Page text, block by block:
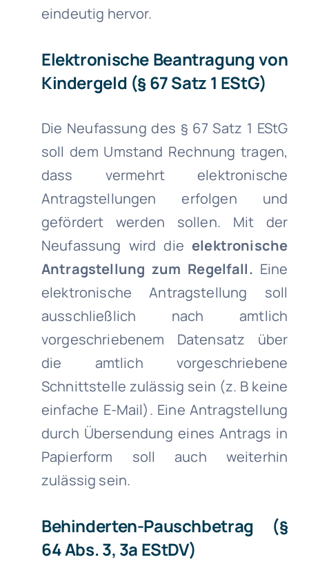
eindeutig hervor.
Elektronische Beantragung von
Kindergeld (§ 67 Satz 1 EStG)
Die Neufassung des § 67 Satz 1 EStG
soll dem Umstand Rechnung tragen,
dass vermehrt elektronische
Antragstellungen erfolgen und
gefördert werden sollen. Mit der
Neufassung wird dieelektronische
Antragstellung zum Regelfall. Eine
elektronische Antragstellung soll
ausschließlich nach amtlich
vorgeschriebenem Datensatz über
die amtlich vorgeschriebene
Schnittstelle zulässig sein (z. B keine
einfache E-Mail). Eine Antragstellung
durch Übersendung eines Antrags in
Papierform soll auch weiterhin
zulässig sein.
Behinderten-Pauschbetrag (§
64 Abs. 3, 3a EStDV)